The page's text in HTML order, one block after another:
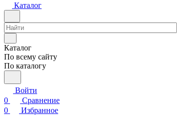
Каталог
Каталог
По всему сайту
По каталогу
Войти
0
Сравнение
0
Избранное